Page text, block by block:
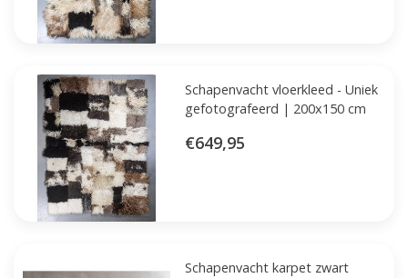
Schapenvacht vloerkleed - Uniek
gefotografeerd | 200x150 cm
€649,95
Schapenvacht karpet zwart